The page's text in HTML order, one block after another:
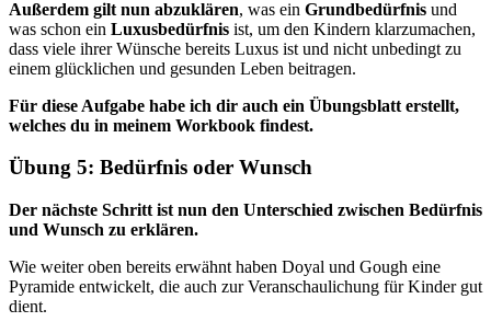
Außerdem gilt nun abzuklären, was ein Grundbedürfnis und
was schon ein Luxusbedürfnis ist, um den Kindern klarzumachen,
dass viele ihrer Wünsche bereits Luxus ist und nicht unbedingt zu
einem glücklichen und gesunden Leben beitragen.
Für diese Aufgabe habe ich dir auch ein Übungsblatt erstellt,
welches du in meinem Workbook findest.
Übung 5: Bedürfnis oder Wunsch
Der nächste Schritt ist nun den Unterschied zwischen Bedürfnis
und Wunsch zu erklären.
Wie weiter oben bereits erwähnt haben Doyal und Gough eine
Pyramide entwickelt, die auch zur Veranschaulichung für Kinder gut
dient.